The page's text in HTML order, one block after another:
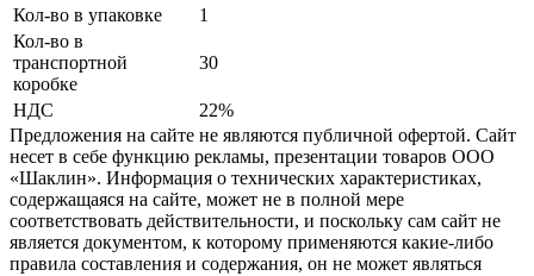
Кол-во в упаковке
1
Кол-во в
транспортной
коробке
30
НДС
22%
Предложения на сайте не являются публичной офертой. Сайт
несет в себе функцию рекламы, презентации товаров ООО
«Шаклин». Информация о технических характеристиках,
содержащаяся на сайте, может не в полной мере
соответствовать действительности, и поскольку сам сайт не
является документом, к которому применяются какие-либо
правила составления и содержания, он не может являться